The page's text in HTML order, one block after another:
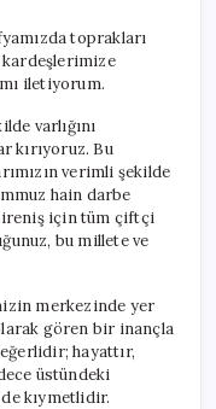
toprakları
kardeşlerimize
iletiyorum.
varlığını
kırıyoruz. Bu
verimli şekilde
hain darbe
için tüm çiftçi
bu millete ve
merkezinde yer
gören bir inançla
hayattır,
üstündeki
kıymetlidir.